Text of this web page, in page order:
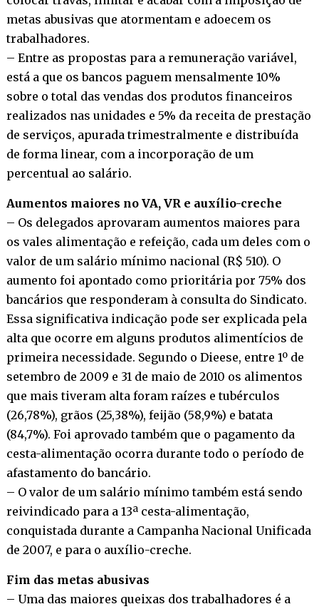
metas abusivas que atormentam e adoecem os
trabalhadores.
– Entre as propostas para a remuneração variável,
está a que os bancos paguem mensalmente 10%
sobre o total das vendas dos produtos financeiros
realizados nas unidades e 5% da receita de prestação
de serviços, apurada trimestralmente e distribuída
de forma linear, com a incorporação de um
percentual ao salário.
Aumentos maiores no VA, VR e auxílio-creche
– Os delegados aprovaram aumentos maiores para
os vales alimentação e refeição, cada um deles com o
valor de um salário mínimo nacional (R$ 510). O
aumento foi apontado como prioritária por 75% dos
bancários que responderam à consulta do Sindicato.
Essa significativa indicação pode ser explicada pela
alta que ocorre em alguns produtos alimentícios de
primeira necessidade. Segundo o Dieese, entre 1º de
setembro de 2009 e 31 de maio de 2010 os alimentos
que mais tiveram alta foram raízes e tubérculos
(26,78%), grãos (25,38%), feijão (58,9%) e batata
(84,7%). Foi aprovado também que o pagamento da
cesta-alimentação ocorra durante todo o período de
afastamento do bancário.
– O valor de um salário mínimo também está sendo
reivindicado para a 13ª cesta-alimentação,
conquistada durante a Campanha Nacional Unificada
de 2007, e para o auxílio-creche.
Fim das metas abusivas
– Uma das maiores queixas dos trabalhadores é a